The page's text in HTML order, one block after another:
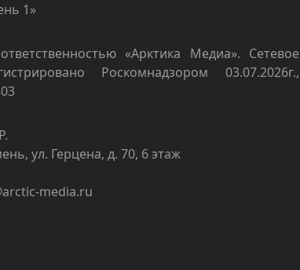
1»
«Арктика Медиа». Сетевое
Роскомнадзором 03.07.2026г.,
ул. Герцена, д. 70, 6 этаж
media.ru